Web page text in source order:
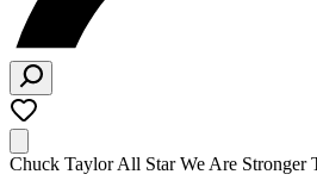
Chuck Taylor All Star We Are Stronger